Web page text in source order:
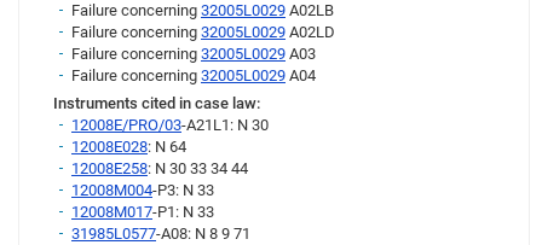
Failure concerning 32005L0029 A02LB
Failure concerning 32005L0029 A02LD
Failure concerning 32005L0029 A03
Failure concerning 32005L0029 A04
Instruments cited in case law:
12008E/PRO/03-A21L1: N 30
12008E028: N 64
12008E258: N 30 33 34 44
12008M004-P3: N 33
12008M017-P1: N 33
31985L0577-A08: N 8 9 71